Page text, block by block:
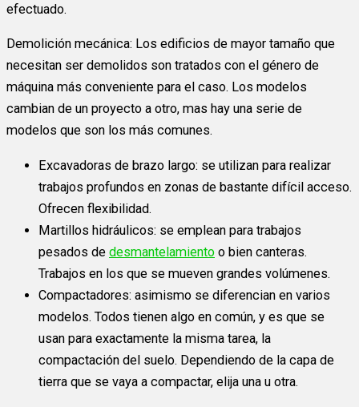
efectuado.
Demolición mecánica: Los edificios de mayor tamaño que
necesitan ser demolidos son tratados con el género de
máquina más conveniente para el caso. Los modelos
cambian de un proyecto a otro, mas hay una serie de
modelos que son los más comunes.
Excavadoras de brazo largo: se utilizan para realizar
trabajos profundos en zonas de bastante difícil acceso.
Ofrecen flexibilidad.
Martillos hidráulicos: se emplean para trabajos
pesados de desmantelamiento o bien canteras.
Trabajos en los que se mueven grandes volúmenes.
Compactadores: asimismo se diferencian en varios
modelos. Todos tienen algo en común, y es que se
usan para exactamente la misma tarea, la
compactación del suelo. Dependiendo de la capa de
tierra que se vaya a compactar, elija una u otra.